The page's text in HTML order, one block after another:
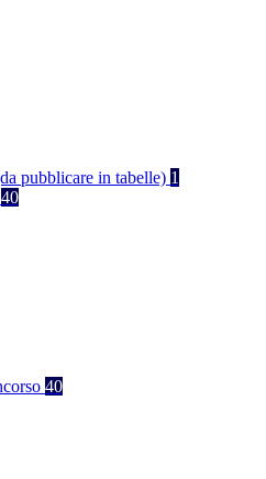
pubblicare in tabelle) 1
40
40